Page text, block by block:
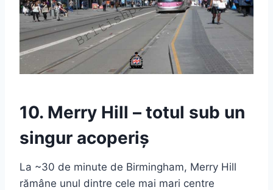
10. Merry Hill – totul sub un
singur acoperiș
La ~30 de minute de Birmingham, Merry Hill
rămâne unul dintre cele mai mari centre